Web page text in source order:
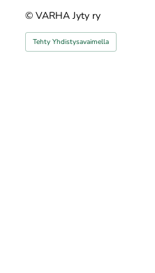
© VARHA Jyty ry
Tehty Yhdistysavaimella